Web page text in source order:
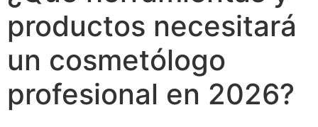
productos necesitará
un cosmetólogo
profesional en 2026?